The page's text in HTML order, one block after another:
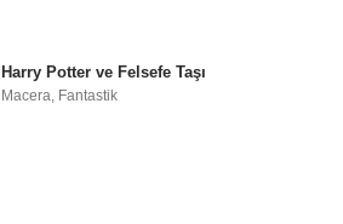
Harry Potter ve Felsefe Taşı
Macera Fantastik